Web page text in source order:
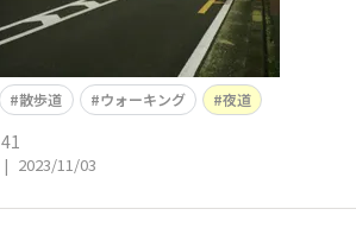
散歩道 ウォーキング 夜道
41
| 2023/11/03